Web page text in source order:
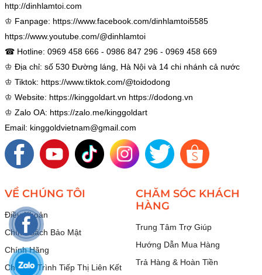
http://dinhlamtoi.com
♔ Fanpage: https://www.facebook.com/dinhlamtoi5585
https://www.youtube.com/@dinhlamtoi
☎ Hotline: 0969 458 666 - 0986 847 296 - 0969 458 669
♔ Địa chỉ: số 530 Đường láng, Hà Nội và 14 chi nhánh cả nước
♔ Tiktok: https://www.tiktok.com/@toidodong
♔ Website: https://kinggoldart.vn https://dodong.vn
♔ Zalo OA: https://zalo.me/kinggoldart
Email: kinggoldvietnam@gmail.com
VỀ CHÚNG TÔI
Điều Khoản
Chính Sách Bảo Mật
Chính Hãng
Chương Trình Tiếp Thị Liên Kết
CHĂM SÓC KHÁCH
HÀNG
Trung Tâm Trợ Giúp
Hướng Dẫn Mua Hàng
Trả Hàng & Hoàn Tiền